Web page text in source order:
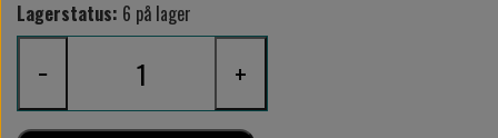
Lagerstatus: 6 på lager
− +